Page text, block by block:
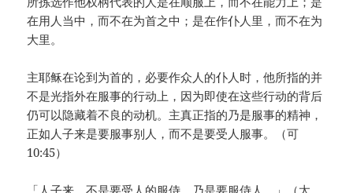
在用人当中，而不在为首之中；是在作仆人里，而不在为
大里。
主耶稣在论到为首的，必要作众人的仆人时，他所指的并
不是光指外在服事的行动上，因为即使在这些行动的背后
仍可以隐藏着不良的动机。主真正指的乃是服事的精神，
正如人子来是要服事别人，而不是要受人服事。（可
10:45）